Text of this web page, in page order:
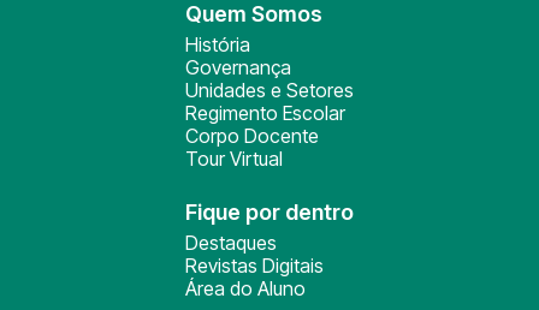
Quem Somos
História
Governança
Unidades e Setores
Regimento Escolar
Corpo Docente
Tour Virtual
Fique por dentro
Destaques
Revistas Digitais
Área do Aluno